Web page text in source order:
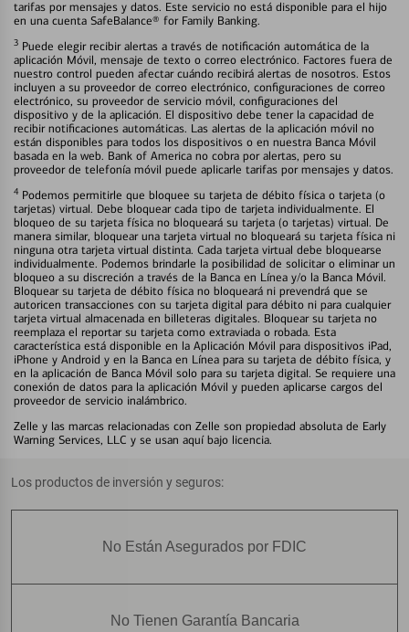
tarifas por mensajes y datos. Este servicio no está disponible para el hijo
en una cuenta SafeBalance® for Family Banking.
3 Puede elegir recibir alertas a través de notificación automática de la
aplicación Móvil, mensaje de texto o correo electrónico. Factores fuera de
nuestro control pueden afectar cuándo recibirá alertas de nosotros. Estos
incluyen a su proveedor de correo electrónico, configuraciones de correo
electrónico, su proveedor de servicio móvil, configuraciones del
dispositivo y de la aplicación. El dispositivo debe tener la capacidad de
recibir notificaciones automáticas. Las alertas de la aplicación móvil no
están disponibles para todos los dispositivos o en nuestra Banca Móvil
basada en la web. Bank of America no cobra por alertas, pero su
proveedor de telefonía móvil puede aplicarle tarifas por mensajes y datos.
4 Podemos permitirle que bloquee su tarjeta de débito física o tarjeta (o
tarjetas) virtual. Debe bloquear cada tipo de tarjeta individualmente. El
bloqueo de su tarjeta física no bloqueará su tarjeta (o tarjetas) virtual. De
manera similar, bloquear una tarjeta virtual no bloqueará su tarjeta física ni
ninguna otra tarjeta virtual distinta. Cada tarjeta virtual debe bloquearse
individualmente. Podemos brindarle la posibilidad de solicitar o eliminar un
bloqueo a su discreción a través de la Banca en Línea y/o la Banca Móvil.
Bloquear su tarjeta de débito física no bloqueará ni prevendrá que se
autoricen transacciones con su tarjeta digital para débito ni para cualquier
tarjeta virtual almacenada en billeteras digitales. Bloquear su tarjeta no
reemplaza el reportar su tarjeta como extraviada o robada. Esta
característica está disponible en la Aplicación Móvil para dispositivos iPad,
iPhone y Android y en la Banca en Línea para su tarjeta de débito física, y
en la aplicación de Banca Móvil solo para su tarjeta digital. Se requiere una
conexión de datos para la aplicación Móvil y pueden aplicarse cargos del
proveedor de servicio inalámbrico.
Zelle y las marcas relacionadas con Zelle son propiedad absoluta de Early
Warning Services, LLC y se usan aquí bajo licencia.
Los productos de inversión y seguros:
No Están Asegurados por FDIC
No Tienen Garantía Bancaria